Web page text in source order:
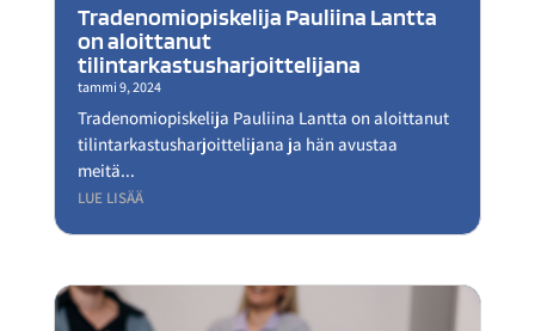
Tradenomiopiskelija Pauliina Lantta
on aloittanut
tilintarkastusharjoittelijana
tammi 9, 2024
Tradenomiopiskelija Pauliina Lantta on aloittanut
tilintarkastusharjoittelijana ja hän avustaa
meitä...
LUE LISÄÄ